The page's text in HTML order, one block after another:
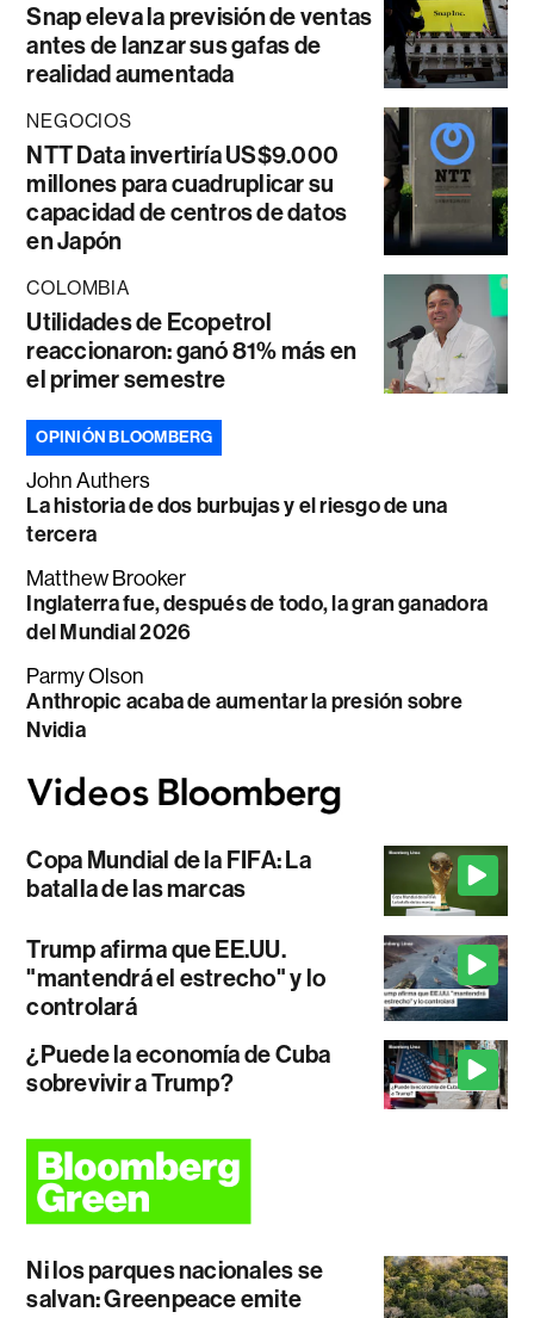
Snap eleva la previsión de ventas
antes de lanzar sus gafas de
realidad aumentada
NEGOCIOS
NTT Data invertiría US$9.000
millones para cuadruplicar su
capacidad de centros de datos
en Japón
COLOMBIA
Utilidades de Ecopetrol
reaccionaron: ganó 81% más en
el primer semestre
OPINIÓN BLOOMBERG
John Authers
La historia de dos burbujas y el riesgo de una
tercera
Matthew Brooker
Inglaterra fue, después de todo, la gran ganadora
del Mundial 2026
Parmy Olson
Anthropic acaba de aumentar la presión sobre
Nvidia
Copa Mundial de la FIFA: La
batalla de las marcas
Trump afirma que EE.UU.
"mantendrá el estrecho" y lo
controlará
¿Puede la economía de Cuba
sobrevivir a Trump?
Ni los parques nacionales se
salvan: Greenpeace emite